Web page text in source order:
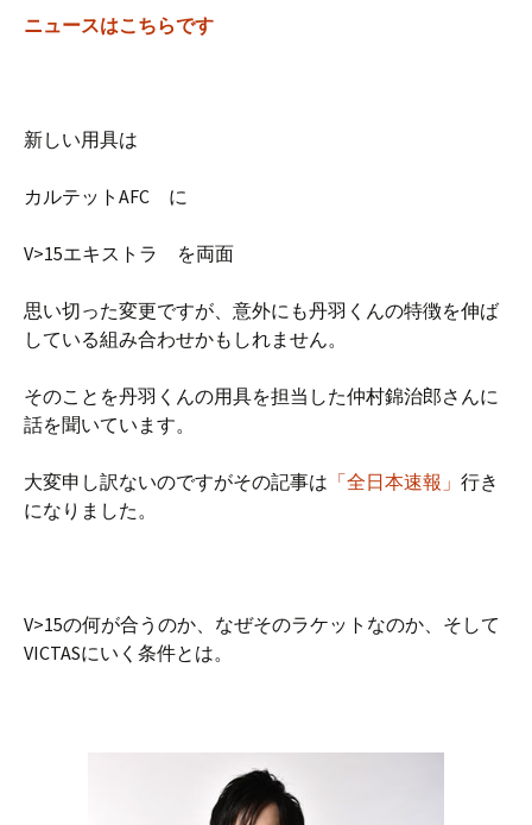
ニュースはこちらです
新しい用具は
カルテットAFC に
V>15エキストラ を両面
思い切った変更ですが、意外にも丹羽くんの特徴を伸ば
している組み合わせかもしれません。
そのことを丹羽くんの用具を担当した仲村錦治郎さんに
話を聞いています。
大変申し訳ないのですがその記事は 「全日本速報」 行き
になりました。
V>15の何が合うのか、なぜそのラケットなのか、そして
VICTASにいく条件とは。